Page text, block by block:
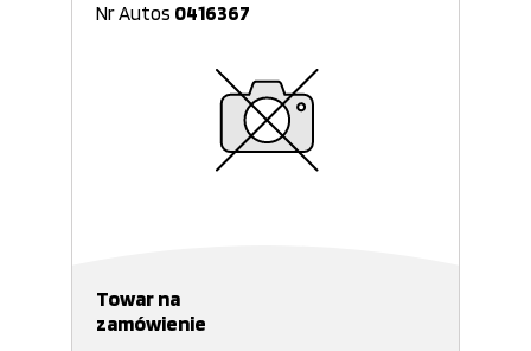
Nr Autos 0416367
Towar na
zamówienie